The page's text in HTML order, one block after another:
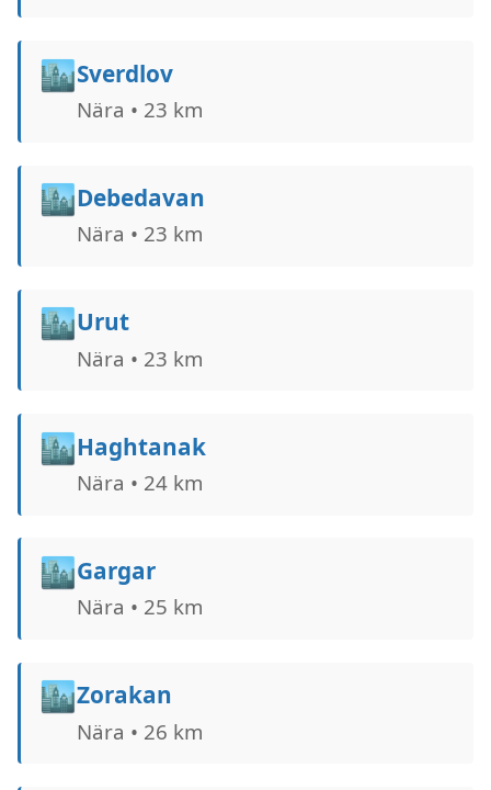
🏙️Sverdlov
Nära • 23 km
🏙️Debedavan
Nära • 23 km
🏙️Urut
Nära • 23 km
🏙️Haghtanak
Nära • 24 km
🏙️Gargar
Nära • 25 km
🏙️Zorakan
Nära • 26 km